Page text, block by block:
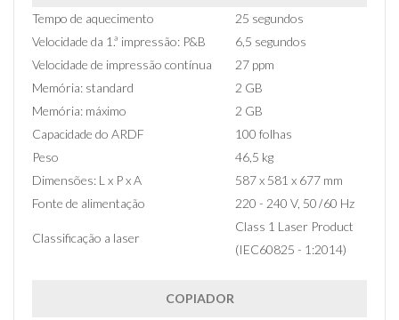
Tempo de aquecimento
25 segundos
Velocidade da 1.ª impressão: P&B
6,5 segundos
Velocidade de impressão contínua
27 ppm
Memória: standard
2 GB
Memória: máximo
2 GB
Capacidade do ARDF
100 folhas
Peso
46,5 kg
Dimensões: L x P x A
587 x 581 x 677 mm
Fonte de alimentação
220 - 240 V, 50 ̸ 60 Hz
Classificação a laser
Class 1 Laser Product
(IEC60825 - 1:2014)
COPIADOR